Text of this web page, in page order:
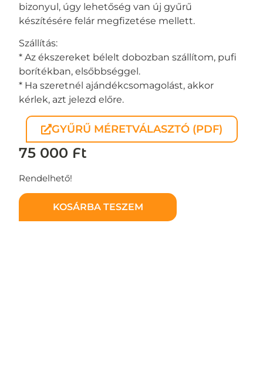
bizonyul, úgy lehetőség van új gyűrű
készítésére felár megfizetése mellett.
Szállítás:
* Az ékszereket bélelt dobozban szállítom, pufi
borítékban, elsőbbséggel.
* Ha szeretnél ajándékcsomagolást, akkor
kérlek, azt jelezd előre.
GYŰRŰ MÉRETVÁLASZTÓ (PDF)
75 000 Ft
Rendelhető!
KOSÁRBA TESZEM